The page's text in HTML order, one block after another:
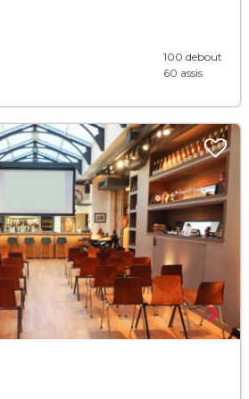
100 debout
60 assis